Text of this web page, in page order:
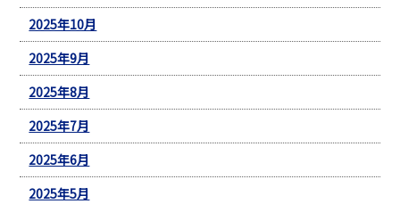
2025年10月
2025年9月
2025年8月
2025年7月
2025年6月
2025年5月